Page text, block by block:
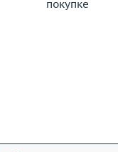
покупке